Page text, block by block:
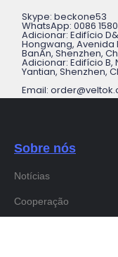
Skype: beckone53
WhatsApp: 0086
Adicionar: Edifício
Hongwang, Avenida
BanAn, Shenzhen,
Adicionar: Edifício B,
Yantian, Shenzhen,
Email:
Sobre nós
Notícias
Cooperação